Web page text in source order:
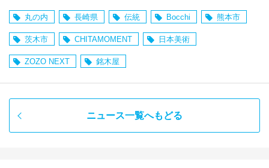
丸の内 長崎県 伝統 Bocchi 熊本市
茨木市 CHITAMOMENT 日本美術
ZOZO NEXT 銘木屋
ニュース一覧へもどる